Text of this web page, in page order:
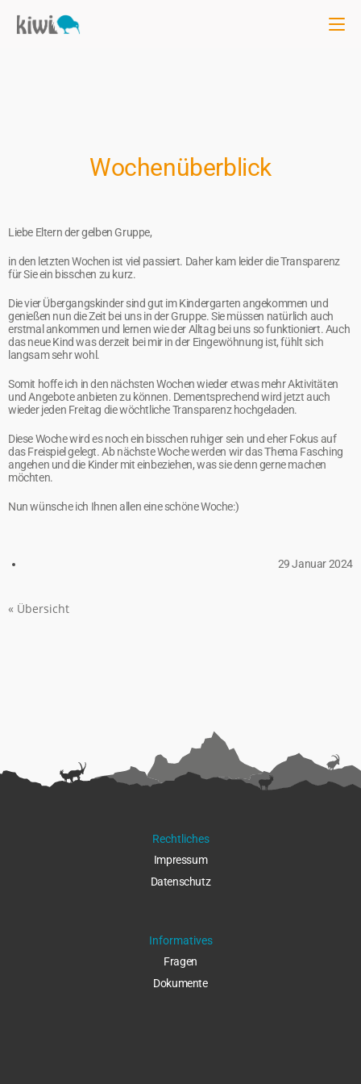
Wochenüberblick
Liebe Eltern der gelben Gruppe,
in den letzten Wochen ist viel passiert. Daher kam leider die Transparenz
für Sie ein bisschen zu kurz.
Die vier Übergangskinder sind gut im Kindergarten angekommen und
genießen nun die Zeit bei uns in der Gruppe. Sie müssen natürlich auch
erstmal ankommen und lernen wie der Alltag bei uns so funktioniert. Auch
das neue Kind was derzeit bei mir in der Eingewöhnung ist, fühlt sich
langsam sehr wohl.
Somit hoffe ich in den nächsten Wochen wieder etwas mehr Aktivitäten
und Angebote anbieten zu können. Dementsprechend wird jetzt auch
wieder jeden Freitag die wöchtliche Transparenz hochgeladen.
Diese Woche wird es noch ein bisschen ruhiger sein und eher Fokus auf
das Freispiel gelegt. Ab nächste Woche werden wir das Thema Fasching
angehen und die Kinder mit einbeziehen, was sie denn gerne machen
möchten.
Nun wünsche ich Ihnen allen eine schöne Woche:)
29 Januar 2024
« Übersicht
Rechtliches
Impressum
Datenschutz
Informatives
Fragen
Dokumente